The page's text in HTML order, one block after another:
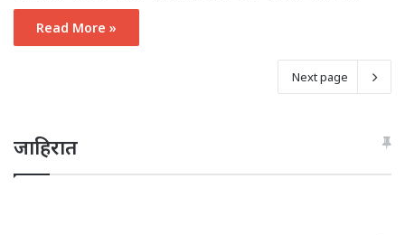
Read More »
Next page
जाहिरात